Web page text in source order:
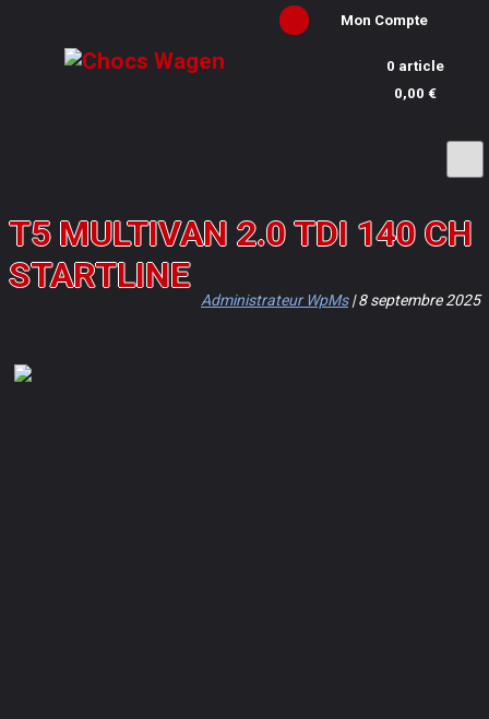
Mon Compte
0 article
0,00 €
T5 MULTIVAN 2.0 TDI 140 CH
STARTLINE
Administrateur WpMs |8 septembre 2025